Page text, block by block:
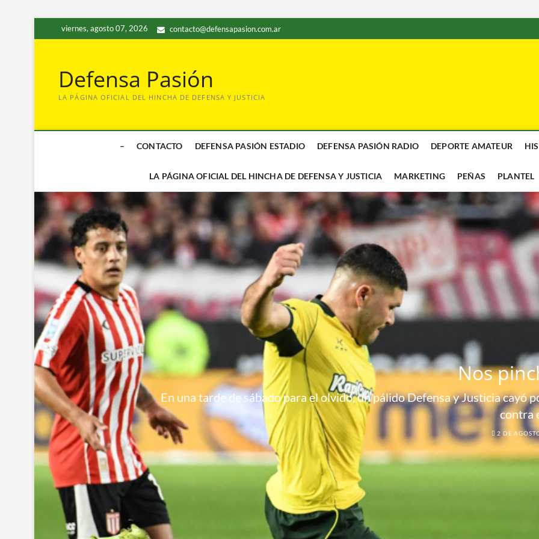
al
viernes, agosto 07, 2026 contacto@defensapasion.com.ar
Defensa Pasión
LA PÁGINA OFICIAL DEL HINCHA DE DEFENSA Y JUSTICIA
– CONTACTO DEFENSA PASIÓN ESTADIO DEFENSA PASIÓN RADIO DEPORTE AMATEUR
LA PÁGINA OFICIAL DEL HINCHA DE DEFENSA Y JUSTICIA MARKETING PEÑAS PLANTEL
Nos
En una tarde de sábado para el olvido, un pálido Defensa y Justicia cayó
contra
2 DE